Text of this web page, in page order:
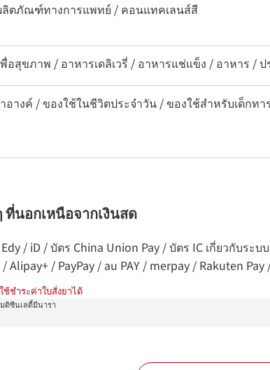
ลิตภัณฑ์ทางการแพทย์ / คอนแทคเลนส์สี
อสุขภาพ / อาหารเดลิเวรี่ / อาหารแช่แข็ง / อาหาร /
อางค์ / ของใช้ในชีวิตประจำวัน / ของใช้สำหรับเด็กท
นอกเหนือจากเงินสด
/ iD / บัตร China Union Pay / บัตร IC เกี่ยวกับร
Alipay+ / PayPay / au PAY / merpay / Rakuten Pay
ชำระค่าใบสั่งยาได้
ดิซีนเลดี้มีนารา